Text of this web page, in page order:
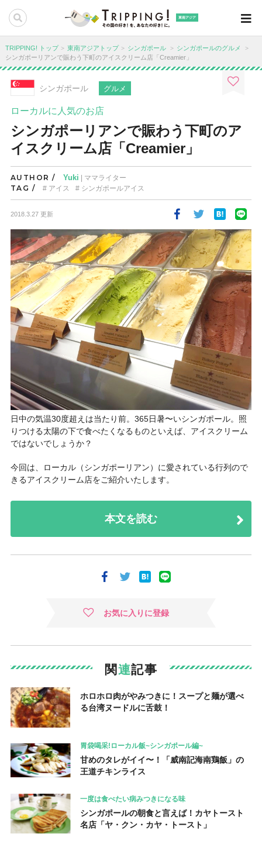
東南アジア
TRIPPING! トップ 東南アジアトップ シンガポール
シンガポールのグルメ
シンガポーリアンで賑わう下町のアイスクリーム店「Creamier」
シンガポール グルメ
ローカルに人気のお店
シンガポーリアンで賑わう下町のア
イスクリーム店「Creamier」
AUTHOR / Yuki | ママライター
TAG / アイス シンガポールアイス
2018.3.27 更新
日中の気温30度超えは当たり前。365日暑〜いシンガポール。照
りつける太陽の下で食べたくなるものといえば、アイスクリーム
ではないでしょうか？
今回は、ローカル（シンガポーリアン）に愛されている行列ので
きるアイスクリーム店をご紹介いたします。
本文を読む
お気に入りに登録
関連記事
ホロホロ肉がやみつきに！スープと麺が選べ
る台湾ヌードルに舌鼓！
胃袋喝采!ローカル飯~シンガポール編~
甘めのタレがイイ〜！「威南記海南鶏飯」の
王道チキンライス
一度は食べたい病みつきになる味
シンガポールの朝食と言えば！カヤトースト
名店「ヤ・クン・カヤ・トースト」